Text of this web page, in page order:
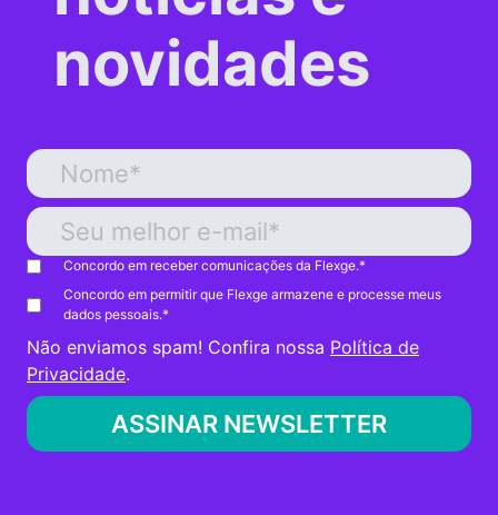
novidades
Concordo em receber comunicações da Flexge.*
Concordo em permitir que Flexge armazene e processe meus
dados pessoais.*
Não enviamos spam! Confira nossa Política de
Privacidade.